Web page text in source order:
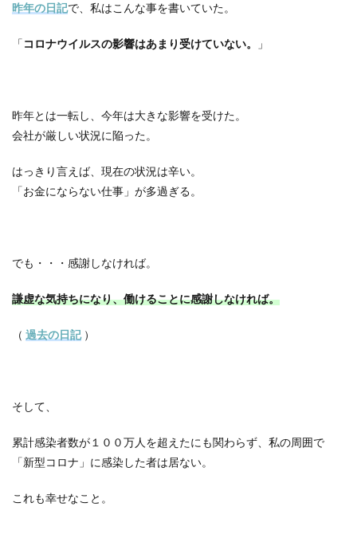
昨年の日記で、私はこんな事を書いていた。
「コロナウイルスの影響はあまり受けていない。 」
昨年とは一転し、今年は大きな影響を受けた。
会社が厳しい状況に陥った。
はっきり言えば、現在の状況は辛い。
「お金にならない仕事」が多過ぎる。
でも・・・感謝しなければ。
謙虚な気持ちになり、働けることに感謝しなければ。
（ 過去の日記）
そして、
累計感染者数が１００万人を超えたにも関わらず、私の周囲で
「新型コロナ」に感染した者は居ない。
これも幸せなこと。